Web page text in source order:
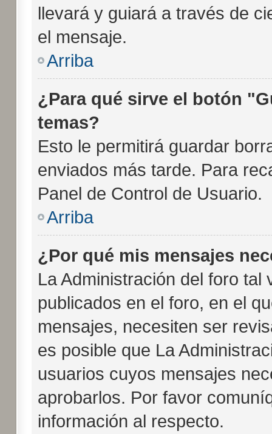
llevará y guiará a través de
el mensaje.
Arriba
¿Para qué sirve el botón
temas?
Esto le permitirá guardar
enviados más tarde. Para
Panel de Control de Usuario.
Arriba
¿Por qué mis mensajes
La Administración del foro
publicados en el foro, en el
mensajes, necesiten ser
es posible que La
usuarios cuyos mensajes
aprobarlos. Por favor
información al respecto.